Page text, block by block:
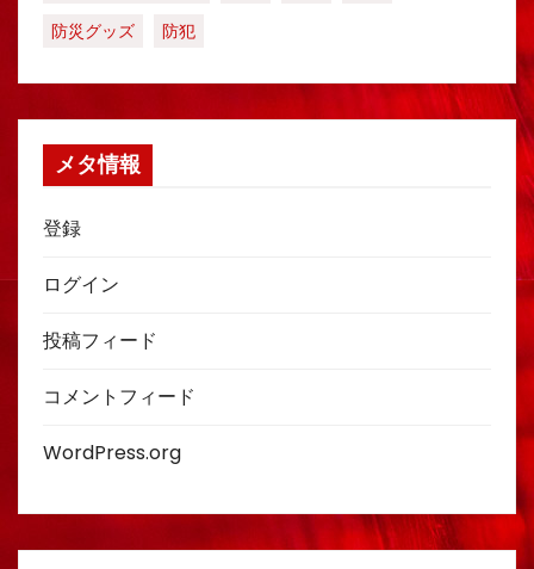
防災グッズ
防犯
メタ情報
登録
ログイン
投稿フィード
コメントフィード
WordPress.org